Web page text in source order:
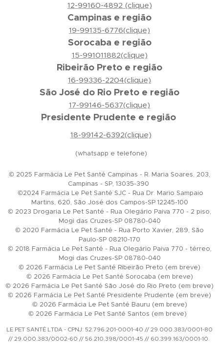
12-99160-4892 (clique)
Campinas e região
19-99135-6776(clique)
Sorocaba e região
15-991011882(clique)
Ribeirão Preto e região
16-99336-2204(clique)
São José do Rio Preto e região
17-99146-5637(clique)
Presidente Prudente e região
18-99142-6392(clique)
(whatsapp e telefone)
© 2025 Farmácia Le Pet Santé Campinas - R. Maria Soares, 203,
Campinas - SP, 13035-390
©2024 Farmácia Le Pet Santé SJC - Rua Dr. Mario Sampaio
Martins, 620, São José dos Campos-SP 12245-100
© 2023 Drogaria Le Pet Santé - Rua Olegário Paiva 770 - 2 piso,
Mogi das Cruzes-SP 08780-040
© 2020 Farmácia Le Pet Santé - Rua Porto Xavier, 289, São
Paulo-SP 08210-170
© 2018 Farmácia Le Pet Santé - Rua Olegário Paiva 770 - térreo,
Mogi das Cruzes-SP 08780-040
© 2026 Farmácia Le Pet Santé Ribeirão Preto (em breve)
© 2026 Farmácia Le Pet Santé Sorocaba (em breve)
© 2026 Farmácia Le Pet Santé São José do Rio Preto (em breve)
© 2026 Farmácia Le Pet Santé Presidente Prudente (em breve)
© 2026 Farmácia Le Pet Santé Bauru (em breve)
© 2026 Farmácia Le Pet Santé Santos (em breve)
LE PET SANTÉ LTDA - CPNJ: 52.796.201-0001-40 // 29.000.383/0001-80
// 29.000.383/0002-60 // 56.210.398/0001-45 // 60.399.163/0001-10.